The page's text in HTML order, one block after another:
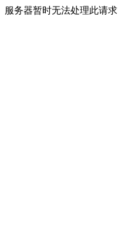
服务器暂时无法处理此请求